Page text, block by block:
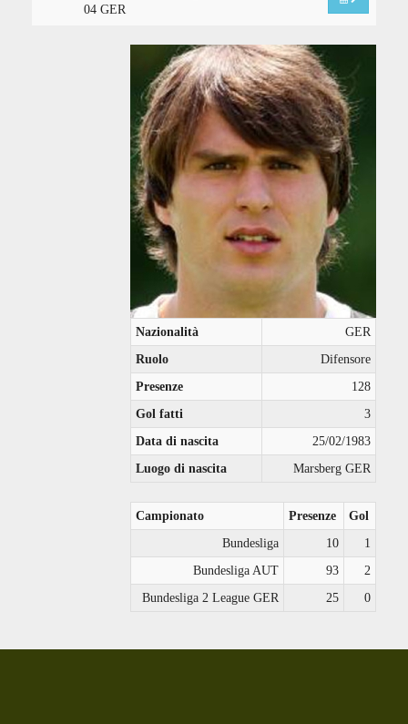
04 GER
Nazionalità
GER
Ruolo
Difensore
Presenze
128
Gol fatti
3
Data di nascita
25/02/1983
Luogo di nascita
Marsberg GER
Campionato Presenze
Gol
Bundesliga
10
1
Bundesliga AUT
93
2
Bundesliga 2 League GER
25 0